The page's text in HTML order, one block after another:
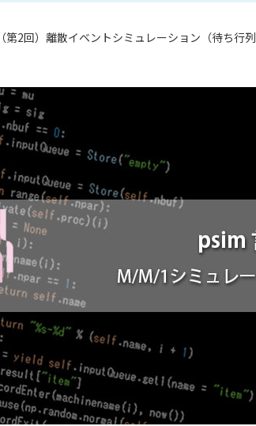
2回）離散イベントシミュレーション（待ち行